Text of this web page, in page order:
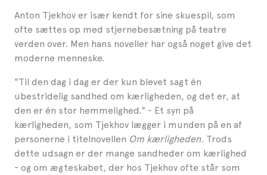
Anton Tjekhov er især kendt for sine skuespil, som
ofte sættes op med stjernebesætning på teatre
verden over. Men hans noveller har også noget give det
moderne menneske.
"Til den dag i dag er der kun blevet sagt én
ubestridelig sandhed om kærligheden, og det er, at
den er én stor hemmelighed." - Et syn på
kærligheden, som Tjekhov lægger i munden på en af
personerne i titelnovellen Om kærligheden. Trods
dette udsagn er der mange sandheder om kærlighed
- og om ægteskabet, der hos Tjekhov ofte står som